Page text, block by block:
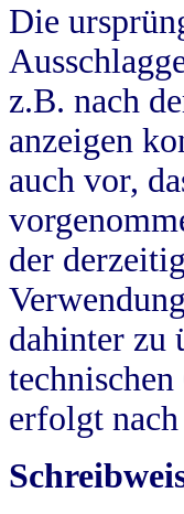
Die
z.B. nach
anzeigen
auch vor,
der
dahinter zu
erfolgt